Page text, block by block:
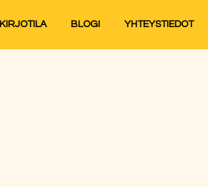
KIRJOTILA BLOGI YHTEYSTIEDOT